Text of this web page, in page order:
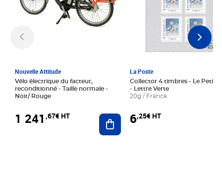
Nouvelle Attitude
Vélo électrique du facteur,
reconditionné - Taille normale -
Noir/ Rouge
1 241 ,67€ HT Ajouter au panier
La Poste
Collector 4 timbres - Le Petit
- Lettre Verte
20g / France
6,25€ HT